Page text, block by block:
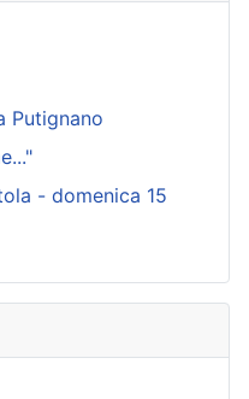
Putignano
- domenica 15